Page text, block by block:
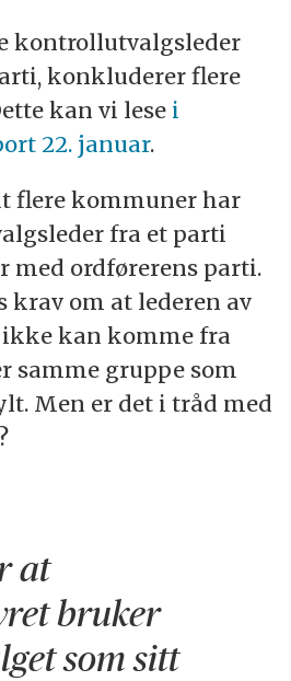
kontrollutvalgsleder
konkluderer flere
kan vi lese i
22. januar.
flere kommuner har
fra et parti
med ordførerens parti.
krav om at lederen av
kan komme fra
samme gruppe som
Men er det i tråd med
at
bruker
som sitt